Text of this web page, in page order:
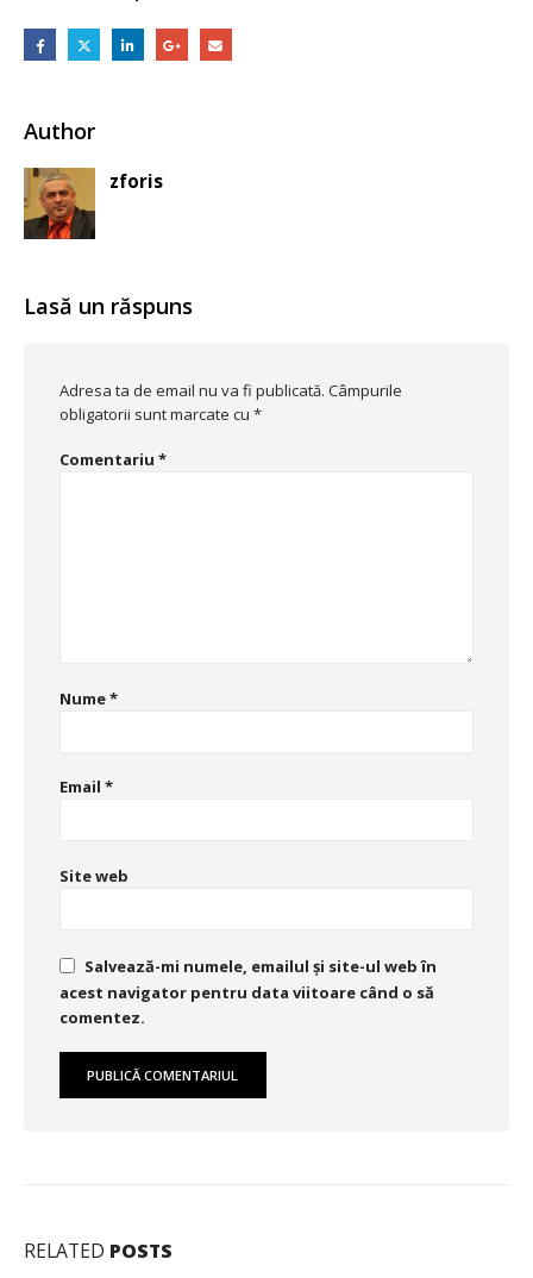
Author
zforis
Lasă un răspuns
Adresa ta de email nu va fi publicată. Câmpurile
obligatorii sunt marcate cu *
Comentariu *
Nume*
Email *
Site web
Salvează-mi numele, emailul și site-ul web în
acest navigator pentru data viitoare când o să
comentez.
RELATED POSTS